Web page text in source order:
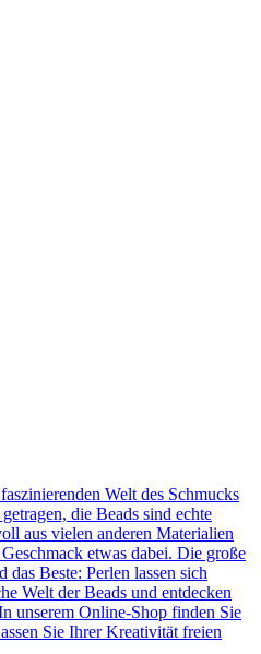
Welt des Schmucks
die Beads sind echte
aus vielen anderen Materialien
etwas dabei. Die große
Beste: Perlen lassen sich
Welt der Beads und entdecken
unserem Online-Shop finden Sie
Sie Ihrer Kreativität freien